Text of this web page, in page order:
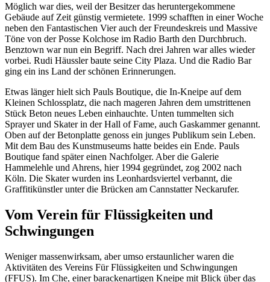
Möglich war dies, weil der Besitzer das heruntergekommene
Gebäude auf Zeit günstig vermietete. 1999 schafften in einer Woche
neben den Fantastischen Vier auch der Freundeskreis und Massive
Töne von der Posse Kolchose im Radio Barth den Durchbruch.
Benztown war nun ein Begriff. Nach drei Jahren war alles wieder
vorbei. Rudi Häussler baute seine City Plaza. Und die Radio Bar
ging ein ins Land der schönen Erinnerungen.
Etwas länger hielt sich Pauls Boutique, die In-Kneipe auf dem
Kleinen Schlossplatz, die nach mageren Jahren dem umstrittenen
Stück Beton neues Leben einhauchte. Unten tummelten sich
Sprayer und Skater in der Hall of Fame, auch Gaskammer genannt.
Oben auf der Betonplatte genoss ein junges Publikum sein Leben.
Mit dem Bau des Kunstmuseums hatte beides ein Ende. Pauls
Boutique fand später einen Nachfolger. Aber die Galerie
Hammelehle und Ahrens, hier 1994 gegründet, zog 2002 nach
Köln. Die Skater wurden ins Leonhardsviertel verbannt, die
Graffitikünstler unter die Brücken am Cannstatter Neckarufer.
Vom Verein für Flüssigkeiten und
Schwingungen
Weniger massenwirksam, aber umso erstaunlicher waren die
Aktivitäten des Vereins Für Flüssigkeiten und Schwingungen
(FFUS). Im Che, einer barackenartigen Kneipe mit Blick über das